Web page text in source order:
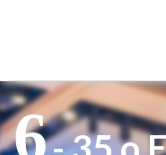
6